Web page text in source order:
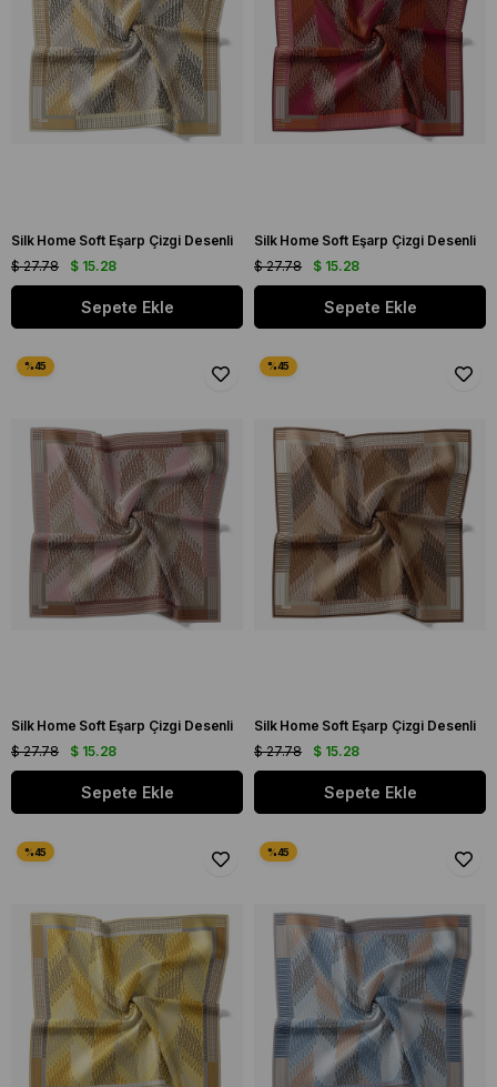
Silk Home Soft Eşarp Çizgi Desenli
$ 15.28
$ 27.78
Sepete Ekle
Silk Home Soft Eşarp Çizgi Desenli
$ 15.28
$ 27.78
Sepete Ekle
Silk Home Soft Eşarp Çizgi Desenli
$ 15.28
$ 27.78
Sepete Ekle
Silk Home Soft Eşarp Çizgi Desenli
$ 15.28
$ 27.78
Sepete Ekle